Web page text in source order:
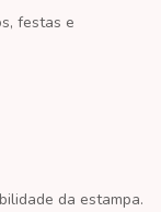
festas e
da estampa.